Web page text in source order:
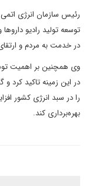
رئیس سازمان انرژی اتمی
توسعه تولید رادیو
در خدمت به مردم و
وی همچنین بر اهمیت
در این زمینه تاکید
را در سبد انرژی کشور
بهره‌برداری کند.